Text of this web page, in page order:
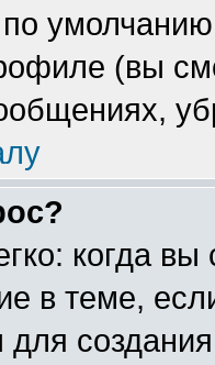
(вы
когда
в теме,